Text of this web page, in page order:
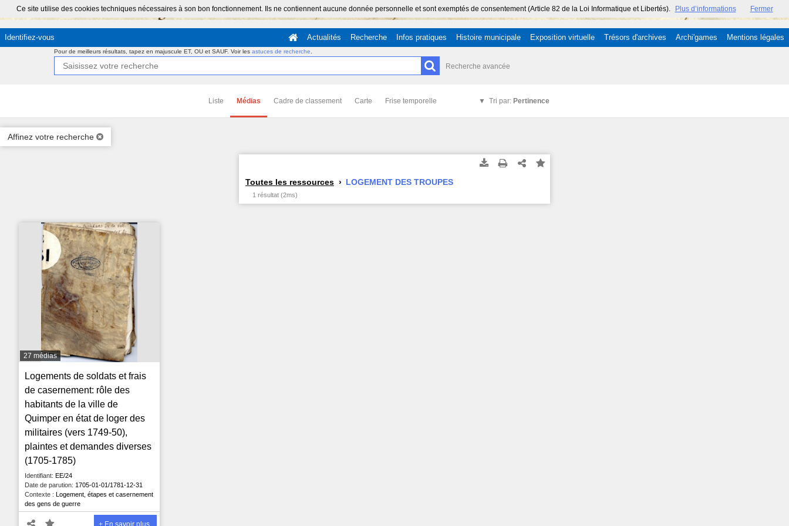
Ce site utilise des cookies techniques nécessaires à son bon fonctionnement. Ils ne contiennent aucune donnée personnelle et sont exemptés de consentement (Article 82 de la Loi Informatique et Libertés). Plus d’informations Fermer
Identifiez-vous Actualités Recherche Infos pratiques Histoire municipale Exposition virtuelle Trésors d'archives Archi'games Mentions légales
Pour de meilleurs résultats, tapez en majuscule ET, OU et SAUF. Voir les astuces de recherche
Recherche avancée
Liste Médias Cadre de classement Carte Frise temporelle Tri par: Pertinence
Affinez votre recherche
Toutes les ressources LOGEMENT DES TROUPES
1 résultat (2ms)
27 médias
Logements de soldats et frais
de casernement: rôle des
habitants de la ville de
Quimper en état de loger des
militaires (vers 1749-50),
plaintes et demandes diverses
(1705-1785)
Identifiant: EE/24
Date de parution: 1705-01-01/1781-12-31
Contexte : Logement, étapes et casernement
des gens de guerre
+ En savoir plus